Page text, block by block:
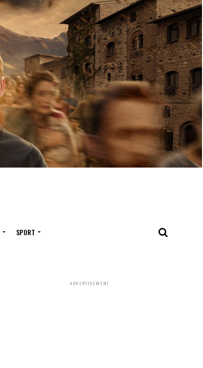
SPORT
ADVERTISEMENT